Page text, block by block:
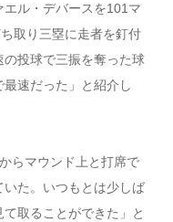
ル・デバースを101マ
取り三塁に走者を釘付
投球で三振を奪った球
速だった」と紹介し
らマウンド上と打席で
た。いつもとは少しば
取ることができた」と